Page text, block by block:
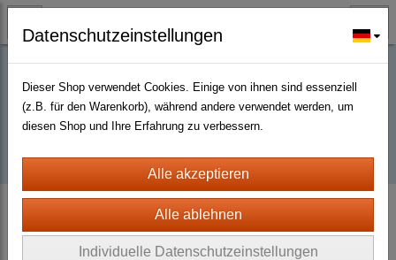
Buy D2R items | Diablo 2 Resurrected |
D2km
D2 Resurrected + ROTW Softcore Non Ladder (PC - PS4/5)
Datenschutzeinstellungen
Dieser Shop verwendet Cookies. Einige von ihnen sind essenziell
(z.B. für den Warenkorb), während andere verwendet werden, um
diesen Shop und Ihre Erfahrung zu verbessern.
Individuelle Datenschutzeinstellungen